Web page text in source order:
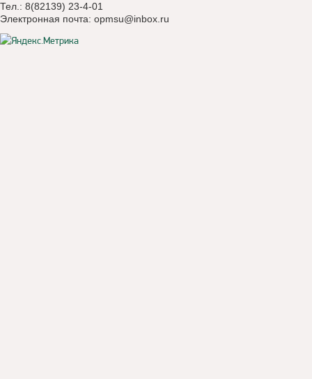
Тел.: 8(82139) 23-4-01
Электронная почта: opmsu@inbox.ru